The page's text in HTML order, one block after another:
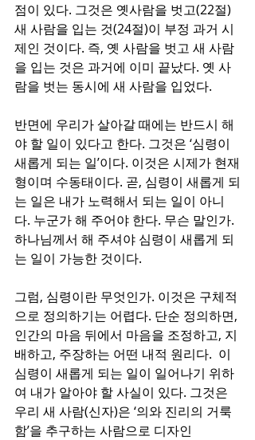
점이 있다. 그것은 옛사람을 벗고(22절)
새 사람을 입는 것(24절)이 부정 과거 시
제인 것이다. 즉, 옛 사람을 벗고 새 사람
을 입는 것은 과거에 이미 끝났다. 옛 사
람을 벗는 동시에 새 사람을 입었다.
반면에 우리가 살아갈 때에는 반드시 해
야 할 일이 있다고 한다. 그것은 ‘심령이
새롭게 되는 일’이다. 이것은 시제가 현재
형이며 수동태이다. 곧, 심령이 새롭게 되
는 일은 내가 노력해서 되는 일이 아니
다. 누군가 해 주어야 한다. 무슨 말인가.
하나님께서 해 주셔야 심령이 새롭게 되
는 일이 가능한 것이다.
그럼, 심령이란 무엇인가. 이것은 구체적
으로 정의하기는 어렵다. 단순 정의하면,
인간의 마음 뒤에서 마음을 조정하고, 지
배하고, 주장하는 어떤 내적 원리다.  이
심령이 새롭게 되는 일이 일어나기 위하
여 내가 알아야 할 사실이 있다. 그것은
우리 새 사람(신자)은 ‘의와 진리의 거룩
함’을 추구하는 사람으로 디자인